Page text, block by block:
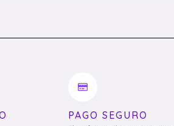
PAGO SEGURO